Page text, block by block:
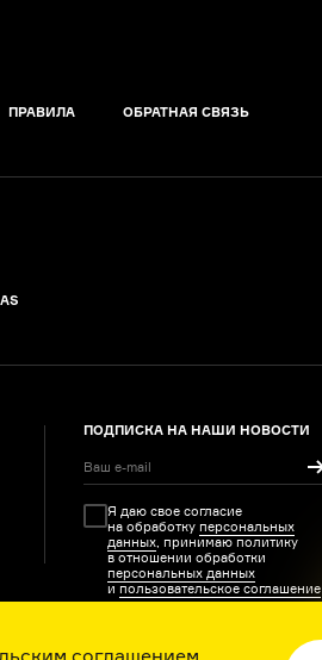
соглашением
ПРАВИЛА ОБРАТНАЯ СВЯЗЬ
ПОДПИСКА НА НАШИ НОВОСТИ
Я даю свое согласие
на обработку персональных
данных, принимаю политику
в отношении обработки
персональных данных
и пользовательское соглашение